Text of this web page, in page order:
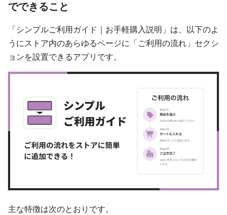
でできること
「シンプルご利用ガイド｜お手軽購入説明」は、以下のよ
うにストア内のあらゆるページに「ご利用の流れ」セクシ
ョンを設置できるアプリです。
主な特徴は次のとおりです。